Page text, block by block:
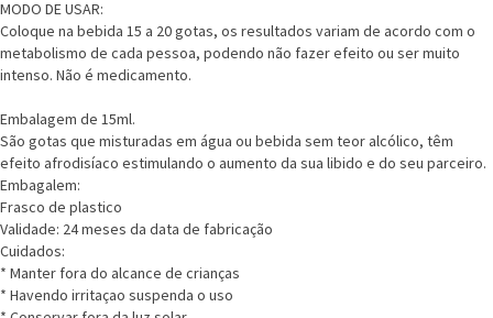
MODO DE USAR:
Coloque na bebida 15 a 20 gotas, os resultados variam de acordo com o
metabolismo de cada pessoa, podendo não fazer efeito ou ser muito
intenso. Não é medicamento.
Embalagem de 15ml.
São gotas que misturadas em água ou bebida sem teor alcólico, têm
efeito afrodisíaco estimulando o aumento da sua libido e do seu parceiro.
Embagalem:
Frasco de plastico
Validade: 24 meses da data de fabricação
Cuidados:
* Manter fora do alcance de crianças
* Havendo irritaçao suspenda o uso